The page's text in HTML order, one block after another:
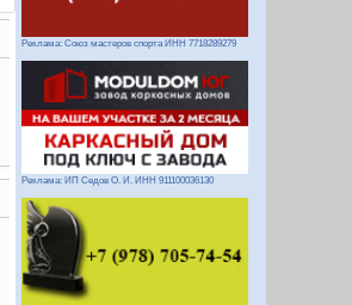
Реклама: Союз мастеров спорта ИНН 7718289279
Реклама: ИП Седов О. И. ИНН 911100036130